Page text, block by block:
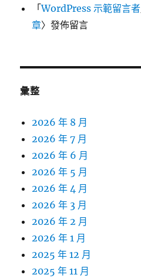
「WordPress 示範留言者
章〉發佈留言
彙整
2026 年 8 月
2026 年 7 月
2026 年 6 月
2026 年 5 月
2026 年 4 月
2026 年 3 月
2026 年 2 月
2026 年 1 月
2025 年 12 月
2025 年 11 月